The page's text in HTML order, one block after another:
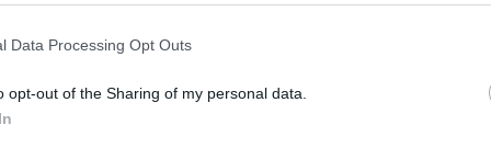
Data Processing Opt Outs
opt-out of the Sharing of my personal data.
KI SÁRVÁRON
így megszűnt az üveghulladék házhoz menő